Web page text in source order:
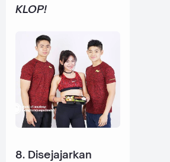
KLOP!
8. Disejajarkan